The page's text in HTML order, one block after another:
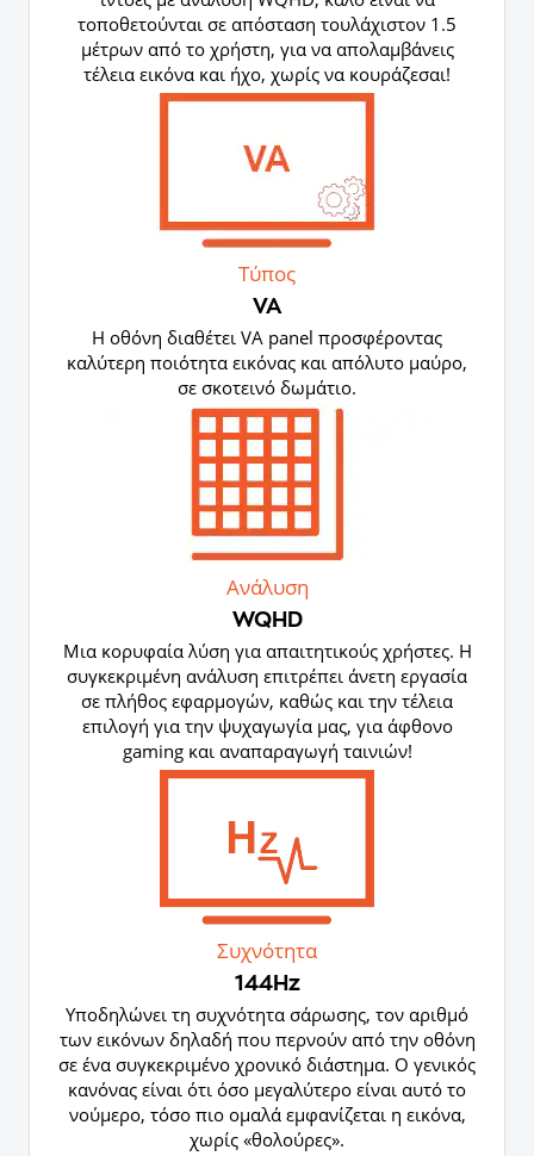
τοποθετούνται σε απόσταση τουλάχιστον 1.5
μέτρων από το χρήστη, για να απολαμβάνεις
τέλεια εικόνα και ήχο, χωρίς να κουράζεσαι!
Τύπος
VA
Η οθόνη διαθέτει VA panel προσφέροντας
καλύτερη ποιότητα εικόνας και απόλυτο μαύρο,
σε σκοτεινό δωμάτιο.
Ανάλυση
WQHD
Μια κορυφαία λύση για απαιτητικούς χρήστες. Η
συγκεκριμένη ανάλυση επιτρέπει άνετη εργασία
σε πλήθος εφαρμογών, καθώς και την τέλεια
επιλογή για την ψυχαγωγία μας, για άφθονο
gaming και αναπαραγωγή ταινιών!
Συχνότητα
144Hz
Yποδηλώνει τη συχνότητα σάρωσης, τον αριθμό
των εικόνων δηλαδή που περνούν από την οθόνη
σε ένα συγκεκριμένο χρονικό διάστημα. Ο γενικός
κανόνας είναι ότι όσο μεγαλύτερο είναι αυτό το
νούμερο, τόσο πιο ομαλά εμφανίζεται η εικόνα,
χωρίς «θολούρες».